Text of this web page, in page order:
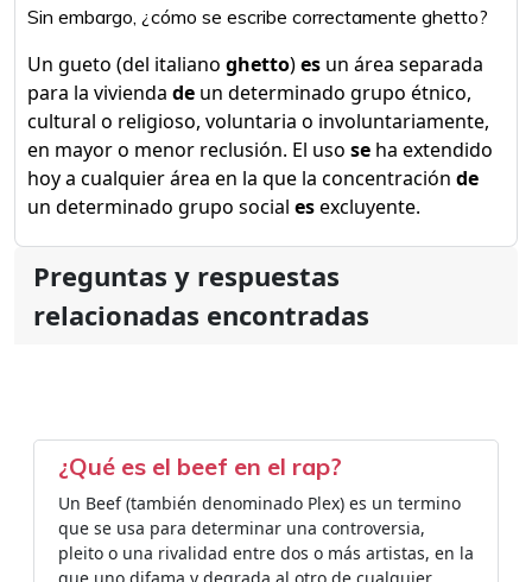
Sin embargo, ¿cómo se escribe correctamente ghetto?
Un gueto (del italiano ghetto)​es un área separada
para la vivienda de un determinado grupo étnico,
cultural o religioso, voluntaria o involuntariamente,
en mayor o menor reclusión. El uso se ha extendido
hoy a cualquier área en la que la concentración de
un determinado grupo social esexcluyente.
Preguntas y respuestas
relacionadas encontradas
¿Qué es el beef en el rap?
Un Beef (también denominado Plex) es un termino
que se usa para determinar una controversia,
pleito o una rivalidad entre dos o más artistas, en la